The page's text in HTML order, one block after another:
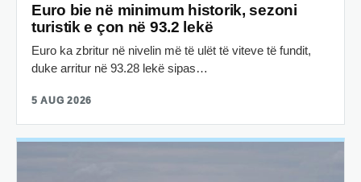
Euro bie në minimum historik, sezoni
turistik e çon në 93.2 lekë
Euro ka zbritur në nivelin më të ulët të viteve të fundit,
duke arritur në 93.28 lekë sipas…
5 AUG 2026